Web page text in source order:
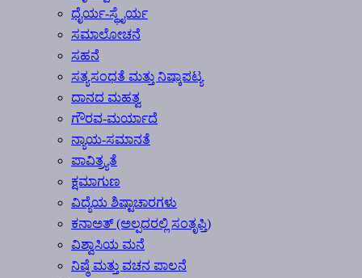
ಧೈರ್ಯ-ಸ್ಥೈರ್ಯ
ಸಮಾಲೋಚನೆ
ಸಹನೆ
ಸತ್ಯಸಂಧತೆ ಮತ್ತು ನಿಷ್ಕಾಪಟ್ಯ
ದಾನದ ಮಹತ್ವ
ಗೌರವ-ಮರ್ಯಾದೆ
ನ್ಯಾಯ-ಸಮಾನತೆ
ಪಾವಿತ್ರ್ಯತೆ
ಕ್ಷಮಾಗುಣ
ವಿದ್ಯೆಯ ಶಿಷ್ಟಾಚಾರಗಳು
ಕನಾಅತ್ (ಅಲ್ಪದರಲ್ಲಿ ಸಂತೃಪ್ತಿ)
ವಿಶ್ವಾಸಿಯ ಮನೆ
ನಿಷ್ಠೆ ಮತ್ತು ವಚನ ಪಾಲನೆ